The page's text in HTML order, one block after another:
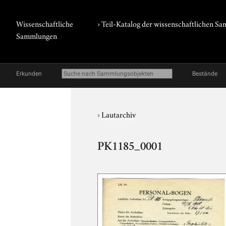
Wissenschaftliche
Sammlungen
› Teil-Katalog der wissenschaftlichen
Erkunden Bestände
›Lautarchiv
PK1185_0001